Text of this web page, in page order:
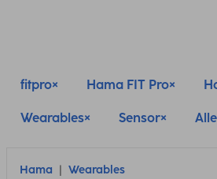
fitpro Hama FIT Pro
Wearables Sensor
Hama Wearables